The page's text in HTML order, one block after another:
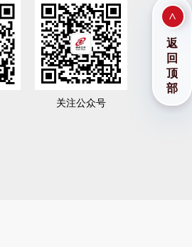
关注公众号
返
回
顶
部
>